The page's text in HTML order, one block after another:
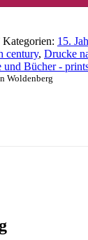
Kategorien: 15.
century, Drucke
und Bücher -
Woldenberg